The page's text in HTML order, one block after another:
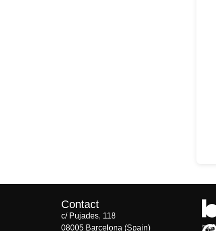
Contact
c/ Pujades, 118
08005 Barcelona (Spain)